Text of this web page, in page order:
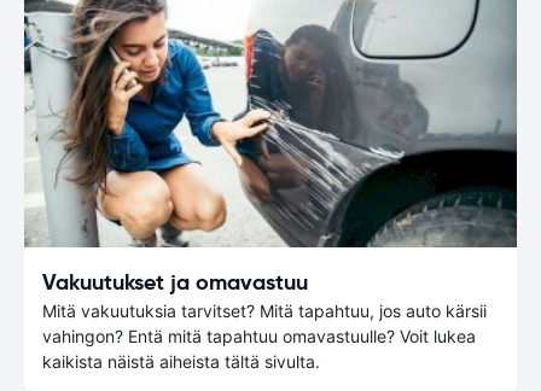
Vakuutukset ja omavastuu
Mitä vakuutuksia tarvitset? Mitä tapahtuu, jos auto kärsii
vahingon? Entä mitä tapahtuu omavastuulle? Voit lukea
kaikista näistä aiheista tältä sivulta.